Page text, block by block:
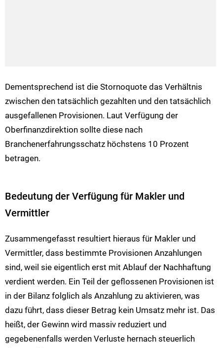
Dementsprechend ist die Stornoquote das Verhältnis
zwischen den tatsächlich gezahlten und den tatsächlich
ausgefallenen Provisionen. Laut Verfügung der
Oberfinanzdirektion sollte diese nach
Branchenerfahrungsschatz höchstens 10 Prozent
betragen.
Bedeutung der Verfügung für Makler und
Vermittler
Zusammengefasst resultiert hieraus für Makler und
Vermittler, dass bestimmte Provisionen Anzahlungen
sind, weil sie eigentlich erst mit Ablauf der Nachhaftung
verdient werden. Ein Teil der geflossenen Provisionen ist
in der Bilanz folglich als Anzahlung zu aktivieren, was
dazu führt, dass dieser Betrag kein Umsatz mehr ist. Das
heißt, der Gewinn wird massiv reduziert und
gegebenenfalls werden Verluste hernach steuerlich